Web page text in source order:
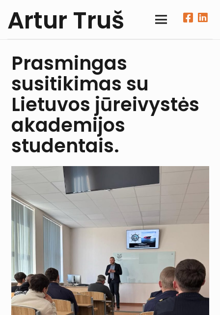
Artur Truš
Prasmingas
susitikimas su
Lietuvos jūreivystės
akademijos
studentais.